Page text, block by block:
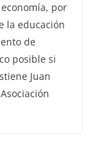
por
la educación
de
posible si
Juan